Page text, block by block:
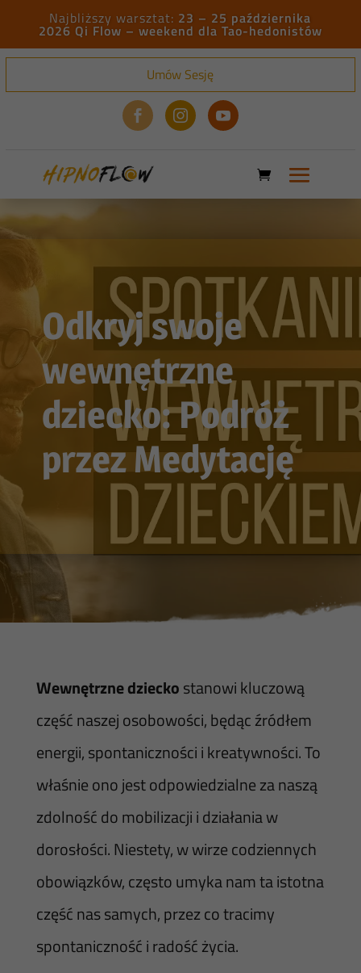
23 – 25 października
2026 Qi Flow – weekend dla Tao-hedonistów
Umów Sesję
  
Odkryj swoje
wewnętrzne
dziecko: Podróż
przez Medytację
Wewnętrzne dzieckostanowi kluczową
część naszej osobowości, będąc źródłem
energii, spontaniczności i kreatywności. To
właśnie ono jest odpowiedzialne za naszą
zdolność do mobilizacji i działania w
dorosłości. Niestety, w wirze codziennych
obowiązków, często umyka nam ta istotna
część nas samych, przez co tracimy
spontaniczność i radość życia.